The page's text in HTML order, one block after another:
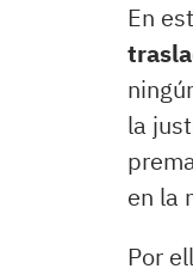
En
la
en la
Por